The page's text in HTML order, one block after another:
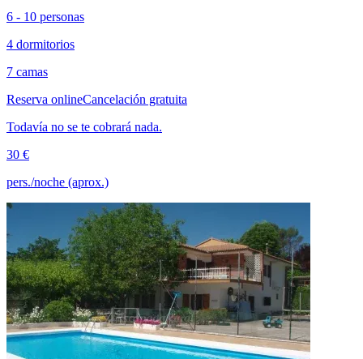
6 - 10 personas
4 dormitorios
7 camas
Reserva onlineCancelación gratuita
Todavía no se te cobrará nada.
30 €
pers./noche (aprox.)